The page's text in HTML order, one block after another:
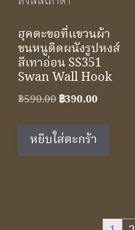
ฮุคตะขอที่แขวนผ้า
ขนหนูติดผนังรูปหงส์
สีเทาอ่อน SS351
Swan Wall Hook
฿590.00Original
was:
฿590.00.
฿390.00
หยิบใส่ตะกร้า